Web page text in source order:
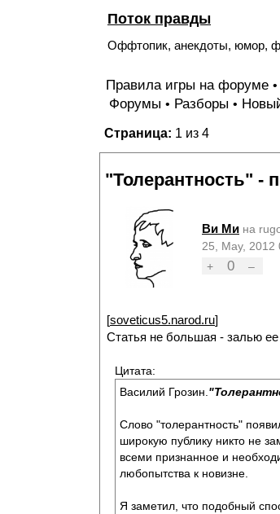
Поток правды
Оффтопик, анекдоты, юмор,
Правила игры на форуме •
Форумы • Разборы •
Страница: 1 из 4
"Толерантность" -
Ви Ми на
25, May, 2012
+
0 –
[soveticus5.narod.ru]
Статья не большая - залью
Цитата:
Василий Грозин.
Слово "толерантность"
широкую публику никто не
всеми признанное и
любопытства к новизне.
Я заметил, что подобный